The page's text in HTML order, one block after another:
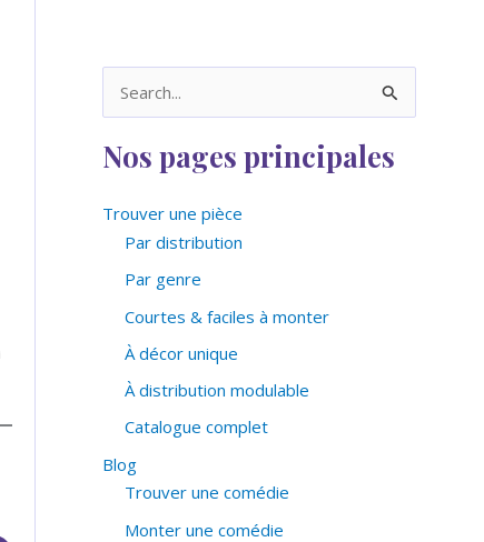
e
c
e
Nos pages principales
Trouver une pièce
Par distribution
Par genre
Courtes & faciles à monter
À décor unique
À distribution modulable
Catalogue complet
Blog
Trouver une comédie
Monter une comédie